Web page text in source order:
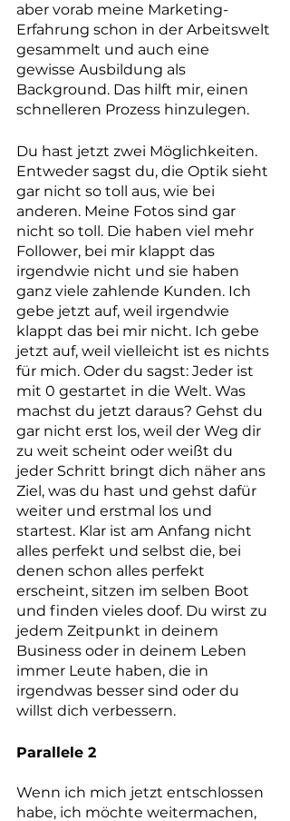
aber vorab meine Marketing-
Erfahrung schon in der Arbeitswelt
gesammelt und auch eine
gewisse Ausbildung als
Background. Das hilft mir, einen
schnelleren Prozess hinzulegen.
Du hast jetzt zwei Möglichkeiten.
Entweder sagst du, die Optik sieht
gar nicht so toll aus, wie bei
anderen. Meine Fotos sind gar
nicht so toll. Die haben viel mehr
Follower, bei mir klappt das
irgendwie nicht und sie haben
ganz viele zahlende Kunden. Ich
gebe jetzt auf, weil irgendwie
klappt das bei mir nicht. Ich gebe
jetzt auf, weil vielleicht ist es nichts
für mich. Oder du sagst: Jeder ist
mit 0 gestartet in die Welt. Was
machst du jetzt daraus? Gehst du
gar nicht erst los, weil der Weg dir
zu weit scheint oder weißt du
jeder Schritt bringt dich näher ans
Ziel, was du hast und gehst dafür
weiter und erstmal los und
startest. Klar ist am Anfang nicht
alles perfekt und selbst die, bei
denen schon alles perfekt
erscheint, sitzen im selben Boot
und finden vieles doof. Du wirst zu
jedem Zeitpunkt in deinem
Business oder in deinem Leben
immer Leute haben, die in
irgendwas besser sind oder du
willst dich verbessern.
Parallele 2
Wenn ich mich jetzt entschlossen
habe, ich möchte weitermachen,